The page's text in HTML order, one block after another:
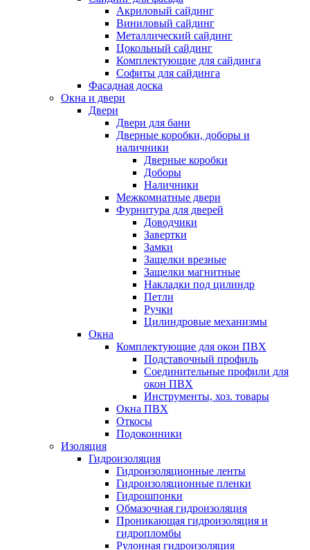
Акриловый сайдинг
Виниловый сайдинг
Металлический сайдинг
Цокольный сайдинг
Комплектующие для сайдинга
Софиты для сайдинга
Фасадная доска
Окна и двери
Двери
Двери для бани
Дверные коробки, доборы и
наличники
Дверные коробки
Доборы
Наличники
Межкомнатные двери
Фурнитура для дверей
Доводчики
Завертки
Замки
Защелки врезные
Защелки магнитные
Накладки под цилиндр
Петли
Ручки
Цилиндровые механизмы
Окна
Комплектующие для окон ПВХ
Подставочный профиль
Соединительные профили для
окон ПВХ
Инструменты, хоз. товары
Окна ПВХ
Откосы
Подоконники
Изоляция
Гидроизоляция
Гидроизоляционные ленты
Гидроизоляционные пленки
Гидрошпонки
Обмазочная гидроизоляция
Проникающая гидроизоляция и
гидропломбы
Рулонная гидроизоляция